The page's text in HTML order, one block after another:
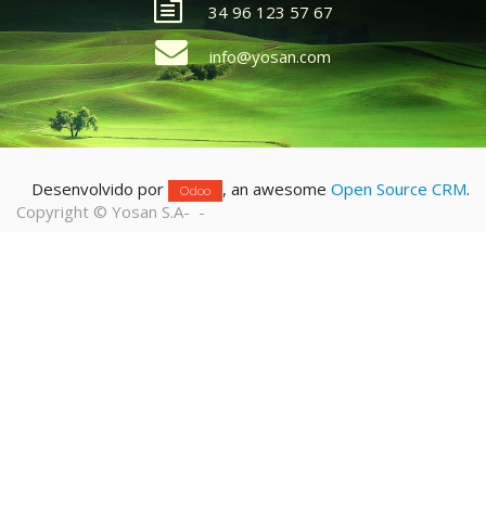
34 96 123 57 67
info@yosan.com
Desenvolvido por Odoo , an awesome Open Source CRM.
Copyright © Yosan S.A- -